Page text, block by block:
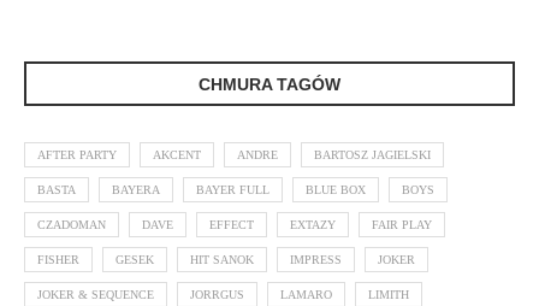
CHMURA TAGÓW
AFTER PARTY AKCENT ANDRE BARTOSZ JAGIELSKI
BASTA BAYERA BAYER FULL BLUE BOX BOYS
CZADOMAN DAVE EFFECT EXTAZY FAIR PLAY
FISHER GESEK HIT SANOK IMPRESS JOKER
JOKER & SEQUENCE JORRGUS LAMARO LIMITH